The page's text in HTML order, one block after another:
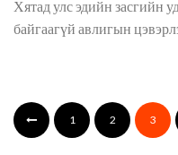
Хятад улс эдийн засгийн
байгаагүй авлигын
1 2 3